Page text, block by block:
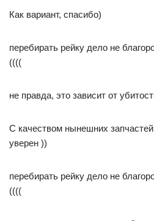
Как вариант, спасибо)
перебирать рейку дело не
((((
не правда, это зависит от
С качеством нынешних
уверен ))
перебирать рейку дело не
((((